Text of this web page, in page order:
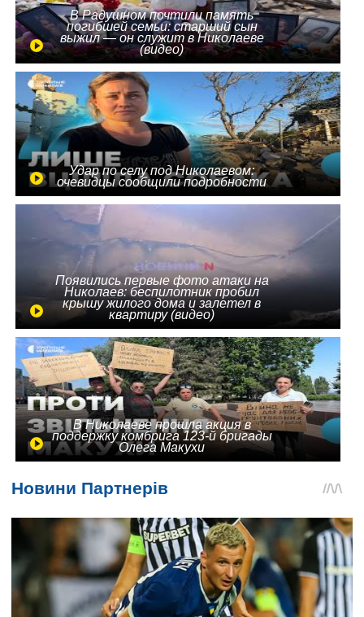
В Радушном почтили память
погибшей семьи: старший сын
выжил — он служит в Николаеве
(видео)
Удар по селу под Николаевом:
очевидцы сообщили подробности
Появились первые фото атаки на
Николаев: беспилотник пробил
крышу жилого дома и залетел в
квартиру (видео)
В Николаеве прошла акция в
поддержку комбрига 123-й бригады
Олега Макухи